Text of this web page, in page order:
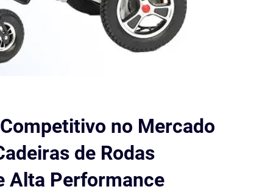
no Mercado
de Rodas
Alta Performance